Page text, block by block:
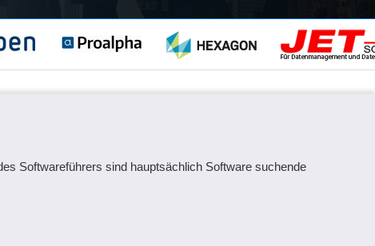
Softwareführers sind hauptsächlich Software suchende